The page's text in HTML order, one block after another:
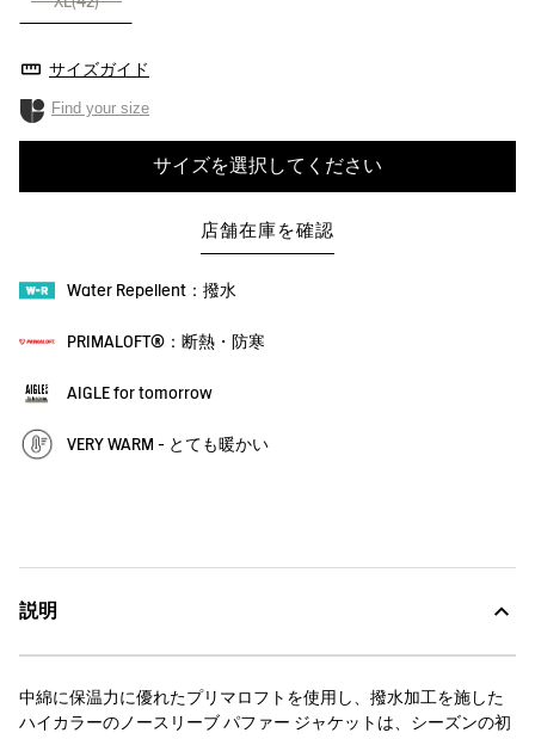
サイズガイド
Find your size
サイズを選択してください
店舗在庫を確認
Water Repellent：撥水
PRIMALOFT®：断熱・防寒
AIGLE for tomorrow
VERY WARM - とても暖かい
説明
中綿に保温力に優れたプリマロフトを使用し、撥水加工を施した
ハイカラーのノースリーブ パファー ジャケットは、シーズンの初